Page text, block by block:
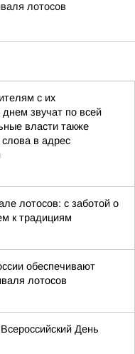
лотосов
с их
звучат по всей
власти также
в адрес
лотосов: с заботой о
к традициям
обеспечивают
лотосов
День